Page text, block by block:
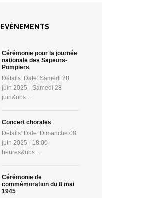
EVÈNEMENTS
Cérémonie pour la journée
nationale des Sapeurs-
Pompiers
Détails: Date: Samedi 28
juin 2025 - Samedi 28
juin&nbs…
Concert chorales
Détails: Date: Dimanche 08
juin 2025 - 18:00
heures&nbs…
Cérémonie de
commémoration du 8 mai
1945